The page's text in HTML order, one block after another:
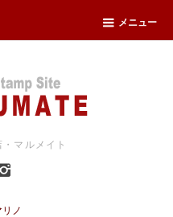
メニュー
マルメイト
ノ